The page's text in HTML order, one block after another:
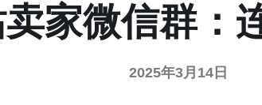
家微信群：
2025年3月14日